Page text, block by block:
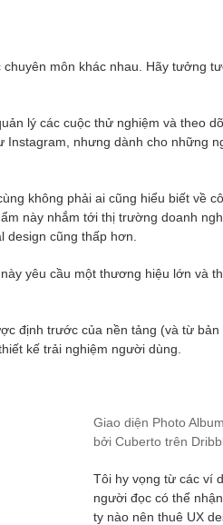
môn khác nhau. Hãy tưởng
lý các cuộc thử nghiệm và theo
Instagram, nhưng dành cho những
không phải ai cũng hiểu biết về
này nhắm tới thị trường doanh
cũng thấp hơn.
yêu cầu một thương hiệu lớn và
định trước của nền tảng (và từ bản
kế trải nghiệm người dùng.
Giao diện Photo
bởi Cuberto trên
Tôi hy vọng từ các ví
người đọc có thể
ty nào nên thuê UX